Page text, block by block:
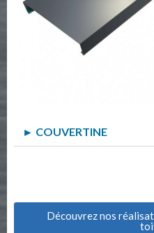
► COUVERTINE
Découvrez nos